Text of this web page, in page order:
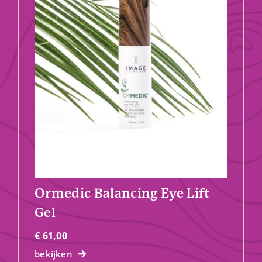
Ormedic Balancing Eye Lift
Gel
€ 61,00
bekijken